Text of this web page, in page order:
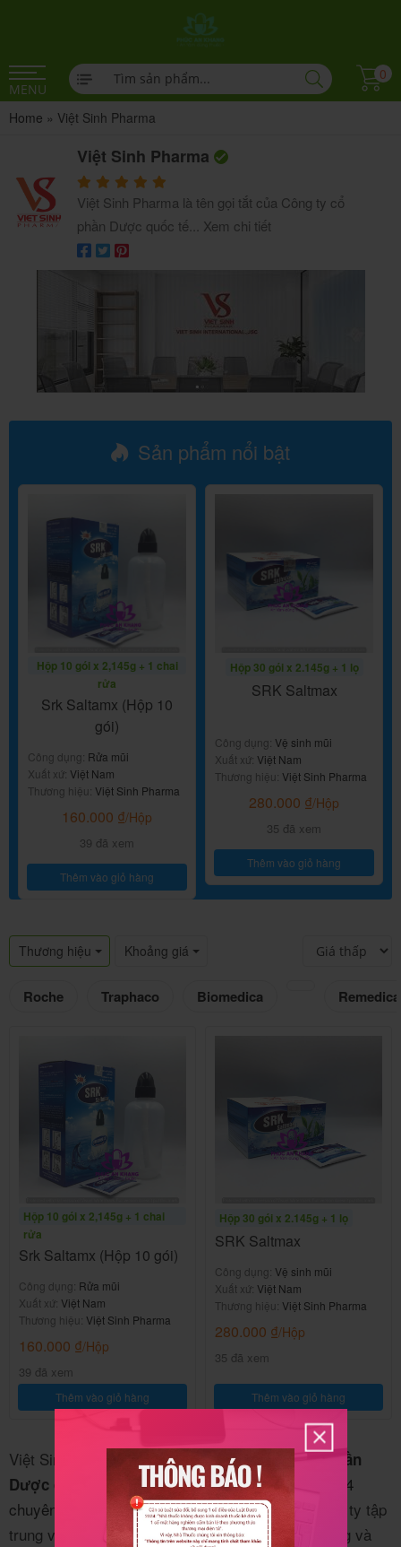
MENU
0
Home » Việt Sinh Pharma
Việt Sinh Pharma
Việt Sinh Pharma là tên gọi tắt của Công ty cổ
phần Dược quốc tế... Xem chi tiết
Sản phẩm nổi bật
Hộp 10 gói x 2,145g + 1 chai
rửa
Srk Saltamx (Hộp 10
gói)
Công dụng: Rửa mũi
Xuất xứ: Việt Nam
Thương hiệu: Việt Sinh Pharma
160.000 ₫/Hộp
39 đã xem
Thêm vào giỏ hàng
Hộp 30 gói x 2.145g + 1 lọ
SRK Saltmax
Công dụng: Vệ sinh mũi
Xuất xứ: Việt Nam
Thương hiệu: Việt Sinh Pharma
280.000 ₫/Hộp
35 đã xem
Thêm vào giỏ hàng
Thương hiệu Khoảng giá
Roche Traphaco Biomedica Remedica
Hộp 10 gói x 2,145g + 1 chai
rửa
Srk Saltamx (Hộp 10 gói)
Công dụng: Rửa mũi
Xuất xứ: Việt Nam
Thương hiệu: Việt Sinh Pharma
160.000 ₫/Hộp
39 đã xem
Thêm vào giỏ hàng
Hộp 30 gói x 2.145g + 1 lọ
SRK Saltmax
Công dụng: Vệ sinh mũi
Xuất xứ: Việt Nam
Thương hiệu: Việt Sinh Pharma
280.000 ₫/Hộp
35 đã xem
Thêm vào giỏ hàng
Việt Sinh Pharma là tên gọi tắt củaCông ty cổ phần
Dược quốc tế Việt Sinh, được thành lập năm 2014
chuyên cung cấp các sản phẩm dược phẩm
. Công ty tập
trung vào các sản phẩm chuyên khoa Tai Mũi Họng và